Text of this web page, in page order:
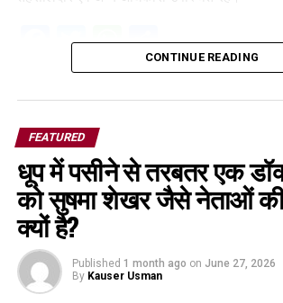
Facebook
Twitter
WhatsApp
Share
CONTINUE READING
FEATURED
धूप में पसीने से तरबतर एक
को सुषमा शेखर जैसे नेताओं
क्यों है?
Published 1 month ago on June 27, 2026
By Kauser Usman